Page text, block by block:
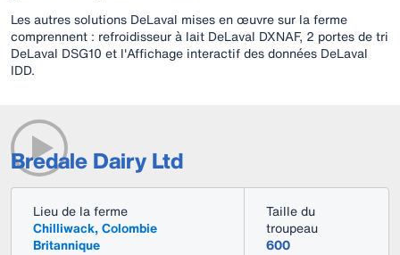
Les autres solutions DeLaval mises en œuvre sur la ferme
comprennent : refroidisseur à lait DeLaval DXNAF, 2 portes de tri
DeLaval DSG10 et l'Affichage interactif des données DeLaval
IDD.
Bredale Dairy Ltd
Lieu de la ferme
Chilliwack, Colombie
Britannique
Taille du
troupeau
600